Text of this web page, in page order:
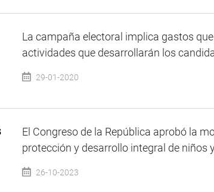
La campaña electoral implica gastos
actividades que desarrollarán los
29-01-2020
El Congreso de la República aprobó la
protección y desarrollo integral de niños
26-10-2023